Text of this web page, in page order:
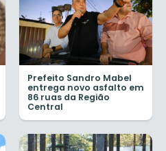
Prefeito Sandro Mabel
entrega novo asfalto em
86 ruas da Região
Central